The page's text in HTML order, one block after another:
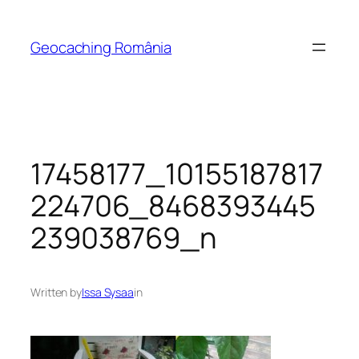
content
Geocaching România
17458177_10155187817
224706_8468393445
239038769_n
Written byIssa Sysaain